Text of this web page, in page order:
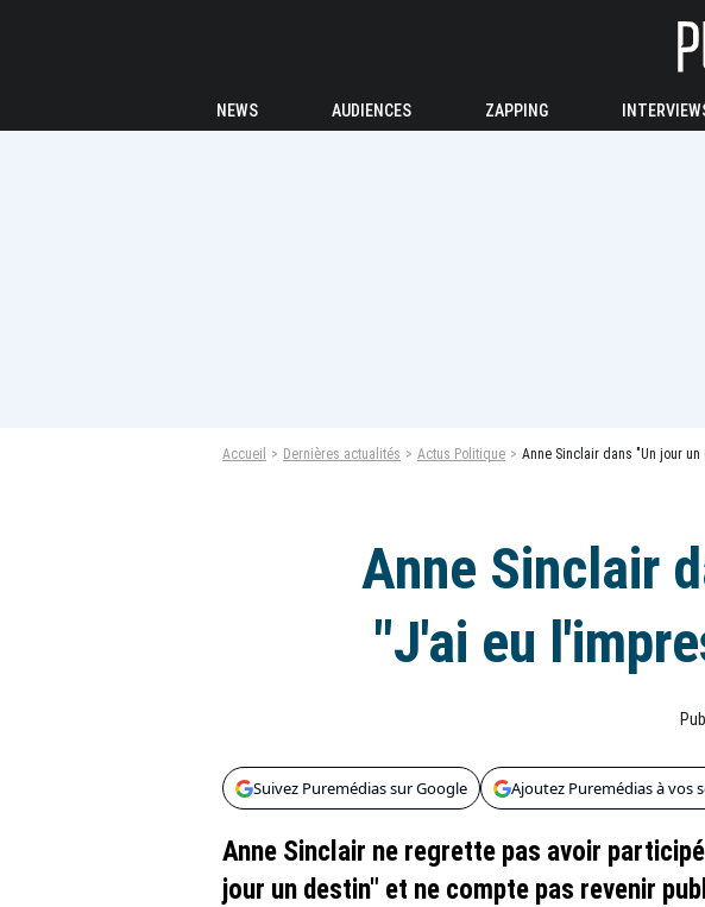
NEWS AUDIENCES ZAPPING
Accueil Dernières actualités Actus Politique Anne Sinclair dans "Un jour
Anne Sinclair
"J'ai eu
Suivez Puremédias sur Google Ajoutez Puremédias à vos
Anne Sinclair ne regrette pas avoir
jour un destin" et ne compte pas revenir